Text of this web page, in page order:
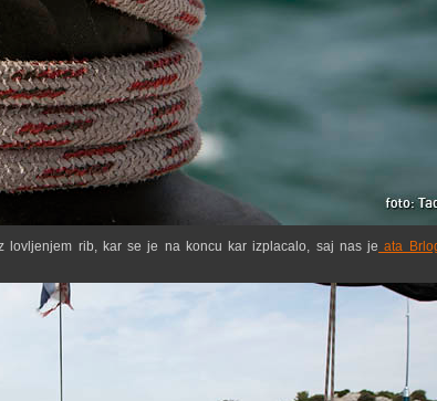
lovljenjem rib, kar se je na koncu kar izplacalo, saj nas je ata